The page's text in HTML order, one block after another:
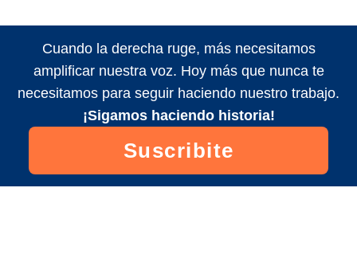
Cuando la derecha ruge, más necesitamos
amplificar nuestra voz. Hoy más que nunca te
necesitamos para seguir haciendo nuestro trabajo.
¡Sigamos haciendo historia!
Suscribite